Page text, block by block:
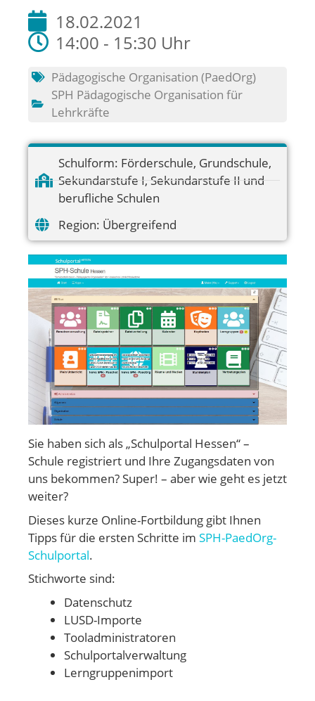
18.02.2021
14:00 - 15:30 Uhr
Pädagogische Organisation (PaedOrg)
SPH Pädagogische Organisation für
Lehrkräfte
Schulform: Förderschule, Grundschule,
Sekundarstufe I, Sekundarstufe II und
berufliche Schulen
Region: Übergreifend
Sie haben sich als „Schulportal Hessen“ –
Schule registriert und Ihre Zugangsdaten von
uns bekommen? Super! – aber wie geht es jetzt
weiter?
Dieses kurze Online-Fortbildung gibt Ihnen
Tipps für die ersten Schritte im SPH-PaedOrg-
Schulportal.
Stichworte sind:
Datenschutz
LUSD-Importe
Tooladministratoren
Schulportalverwaltung
Lerngruppenimport